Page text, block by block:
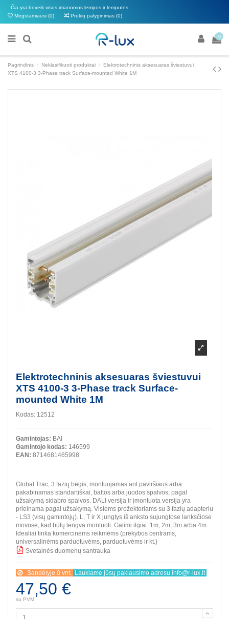
Čia yra beveik visos įmanomos lempos ir lemputės
Mėgstamiausi (0) Prekių palyginimas (0)
0
Pagrindinis Neklasifikuoti produktai
Elektrotechninis aksesuaras šviestuvui
XTS 4100-3 3-Phase track Surface-mounted White 1M
Elektrotechninis aksesuaras šviestuvui
XTS 4100-3 3-Phase track Surface-
mounted White 1M
Kodas: 12512
Gamintojas: BAI
Gamintojo kodas: 146599
EAN: 8714681465998
Global Trac, 3 fazių bėgis, montuojamas ant paviršiaus arba
pakabinamas standartiškai, baltos arba juodos spalvos, pagal
užsakymą sidabro spalvos. DALI versija ir įmontuota versija yra
prieinama pagal užsakymą. Visiems prožektoriams su 3 fazių adapteriu
- LS3 (visų gamintojų). L, T ir X jungtys iš anksto sujungtose lanksčiose
movose, kad būtų lengva montuoti. Galimi ilgiai: 1m, 2m, 3m arba 4m.
Idealiai tinka komercinėms reikmėms (prekybos centrams,
universalinėms parduotuvėms, parduotuvėms ir kt.)
Svetainės duomenų santrauka
Sandėlyje 0 vnt. Laukiame jūsų paklausimo adresu info@r-lux.lt
47,50 €
su PVM